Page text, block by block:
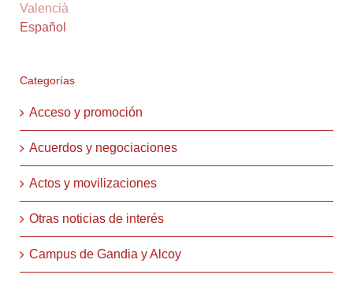
Valencià
Español
Categorías
Acceso y promoción
Acuerdos y negociaciones
Actos y movilizaciones
Otras noticias de interés
Campus de Gandia y Alcoy